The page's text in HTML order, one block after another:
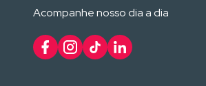
Acompanhe nosso dia a dia